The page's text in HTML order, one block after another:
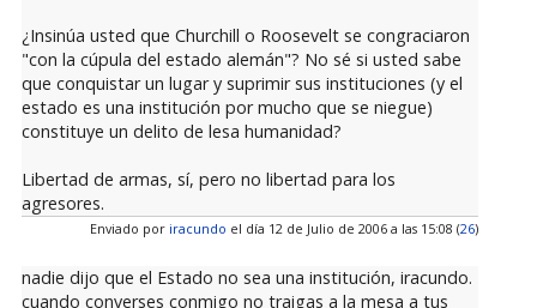
¿Insinúa usted que Churchill o Roosevelt se congraciaron
"con la cúpula del estado alemán"? No sé si usted sabe
que conquistar un lugar y suprimir sus instituciones (y el
estado es una institución por mucho que se niegue)
constituye un delito de lesa humanidad?
Libertad de armas, sí, pero no libertad para los
agresores.
Enviado por iracundo el día 12 de Julio de 2006 a las 15:08 (26)
nadie dijo que el Estado no sea una institución, iracundo.
cuando converses conmigo no traigas a la mesa a tus